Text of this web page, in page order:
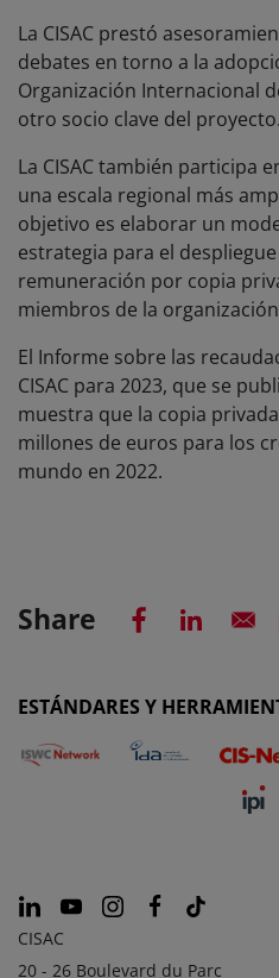
La CISAC prestó
debates en torno a la
Organización Internacional
otro socio clave del proyecto.
La CISAC también participa
una escala regional más
objetivo es elaborar un
estrategia para el
remuneración por copia
miembros de la
El Informe sobre las
CISAC para 2023, que se
muestra que la copia
millones de euros para los
mundo en 2022.
Share
ESTÁNDARES Y
CISAC
20 - 26 Boulevard du Parc